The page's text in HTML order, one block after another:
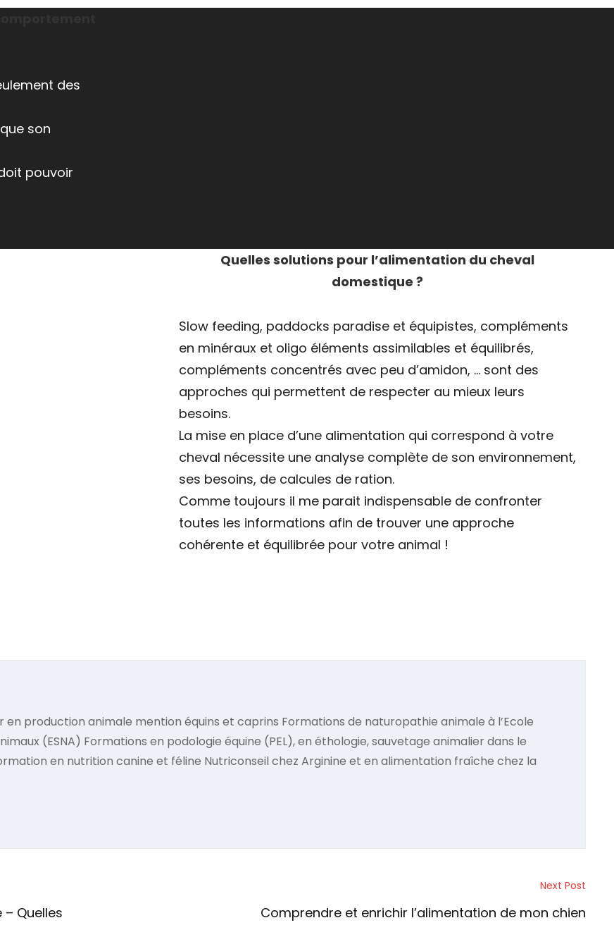
des
son
pouvoir
Quelles solutions pour l’alimentation du cheval
domestique ?
Slow feeding, paddocks paradise et équipistes, compléments
en minéraux et oligo éléments assimilables et équilibrés,
compléments concentrés avec peu d’amidon, … sont des
approches qui permettent de respecter au mieux leurs
besoins.
La mise en place d’une alimentation qui correspond à votre
cheval nécessite une analyse complète de son environnement,
ses besoins, de calcules de ration.
Comme toujours il me parait indispensable de confronter
toutes les informations afin de trouver une approche
cohérente et équilibrée pour votre animal !
production animale mention équins et caprins Formations de naturopathie animale à l’Ecole
(ESNA) Formations en podologie équine (PEL), en éthologie, sauvetage animalier dans le
en nutrition canine et féline Nutriconseil chez Arginine et en alimentation fraîche chez la
Quelles
Next Post
Comprendre et enrichir l’alimentation de mon chien